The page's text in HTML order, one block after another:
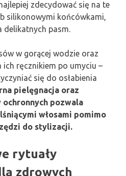
zdecydować się na te
silikonowymi końcówkami,
delikatnych pasm.
w gorącej wodzie oraz
ręcznikiem po umyciu –
się do osłabienia
pielęgnacja oraz
pozwala
włosami pomimo
do stylizacji.
rytuały
zdrowych